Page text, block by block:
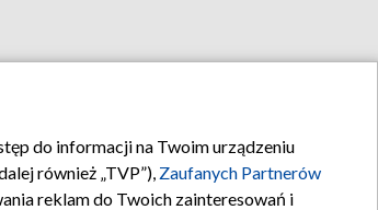
do informacji na Twoim urządzeniu
również „TVP”), Zaufanych Partnerów
reklam do Twoich zainteresowań i